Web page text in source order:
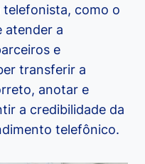
como o
atender a
e
transferir a
anotar e
a credibilidade da
telefônico.